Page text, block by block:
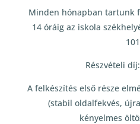
Minden hónapban tartunk
14 óráig az iskola
101
Részvételi
A felkészítés első része
(stabil oldalfekvés,
kényelmes